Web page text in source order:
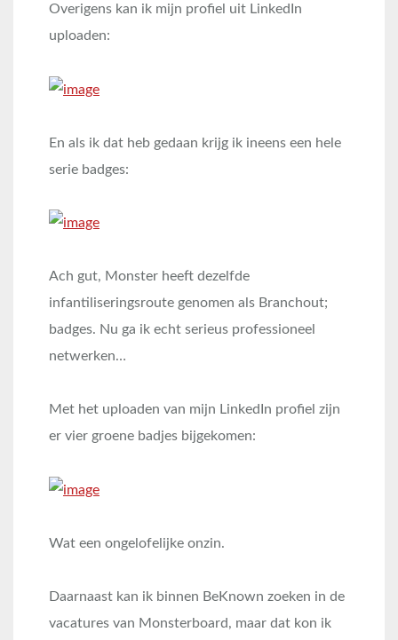
Overigens kan ik mijn profiel uit LinkedIn
uploaden:
En als ik dat heb gedaan krijg ik ineens een hele
serie badges:
Ach gut, Monster heeft dezelfde
infantiliseringsroute genomen als Branchout;
badges. Nu ga ik echt serieus professioneel
netwerken…
Met het uploaden van mijn LinkedIn profiel zijn
er vier groene badjes bijgekomen:
Wat een ongelofelijke onzin.
Daarnaast kan ik binnen BeKnown zoeken in de
vacatures van Monsterboard, maar dat kon ik